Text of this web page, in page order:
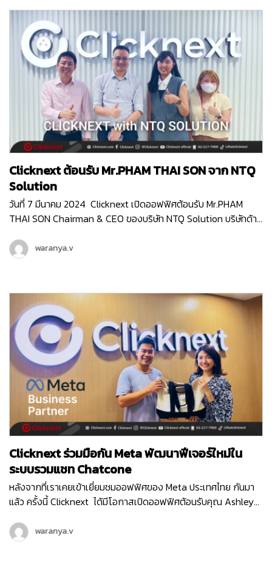
ดี ๆ ในโครงการแลกเปลี่ยนความรู้การเป็นผู้ประกอบการ เพื่อให้นิสิต
ได้มีทักษะและความรู้ที่จำเป็นในการประกอบธุรกิจจากผู้มี
ประสบการณ์โดยตรงค่ะ น้อง ๆ นิสิตที่เข้าร่วมในวันนี้ ก็ได้รับองค์
ความรู้ไปแบบจัดเต็ม ตั้งแต่เรื่องโครงสร้างธุรกิจ การทำธุรกิจต้อง
เริ่มยังไง พร้อมรับฟังการแชร์ประสบการณ์ตรงจากคุณวิน ถึงที่มา
ของการสร้าง Clicknext อีกด้วย
Clicknext ต้อนรับ Mr.PHAM THAI SON จาก NTQ
Solution
วันที่ 7 มีนาคม 2024 Clicknext เปิดออฟฟิศต้อนรับ Mr.PHAM
THAI SON Chairman & CEO ของบริษัท NTQ Solution บริษัทด้าน
มากกว่าเราตั้ง10เท่า! ) Mr.SON เข้ามาเยี่ยมชมบริษัท Clicknext และ
ร่วมพูดคุยกับคุณวิน CEO ของเรา ถึงความสนใจใน IT Solution
Enterprise Software Solution , การส่ง Products Platfrom
ของไทยไปยังตลาดต่างประเทศ และแผนระยะยาวที่ทางคลิกเน็กซ์กับ
NTQ อาจจะได้จับมือเป็นพาร์ทเนอร์กันในอนาคตด้วยค่ะ NTQ
Solution เป็นบริษัทด้าน IT Solution ของประเทศเวียดนาม ที่ให้
บริการครอบคลุมตั้งแต่บริการ Software Development , บริการ
Consulting สำหรับ Business Technology , บริการด้านการ
พัฒนา Technology Innovation ต่าง ๆ ที่การันตีด้วยรางวัล
Vietnam TOP 10 ICT 2ปีซ้อน และสำนักงานใหญ่ที่มีอยู่ 5 ประเทศทั่ว
โลก
waranya.v
Clicknext ร่วมมือกัน Meta พัฒนาฟีเจอร์ใหม่ใน
ระบบรวมแชท Chatcone
หลังจากที่เราเคยเข้าเยี่ยมชมออฟฟิศของ Meta ประเทศไทย กันมา
แล้ว ครั้งนี้ Clicknext ได้มีโอกาสเปิดออฟฟิศต้อนรับคุณ Ashley
Business Partner และได้ร่วมมือกันในหลาย ๆ โปรเจกต์ที่ผ่านมา
คุณ Ashley ได้เข้ามาพูดคุยถึงโปรเจกต์ฟีเจอร์ใหม่ที่ Chatcone
waranya.v